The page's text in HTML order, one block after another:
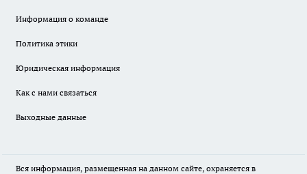
Информация о команде
Политика этики
Юридическая информация
Как с нами связаться
Выходные данные
Вся информация, размещенная на данном сайте, охраняется в